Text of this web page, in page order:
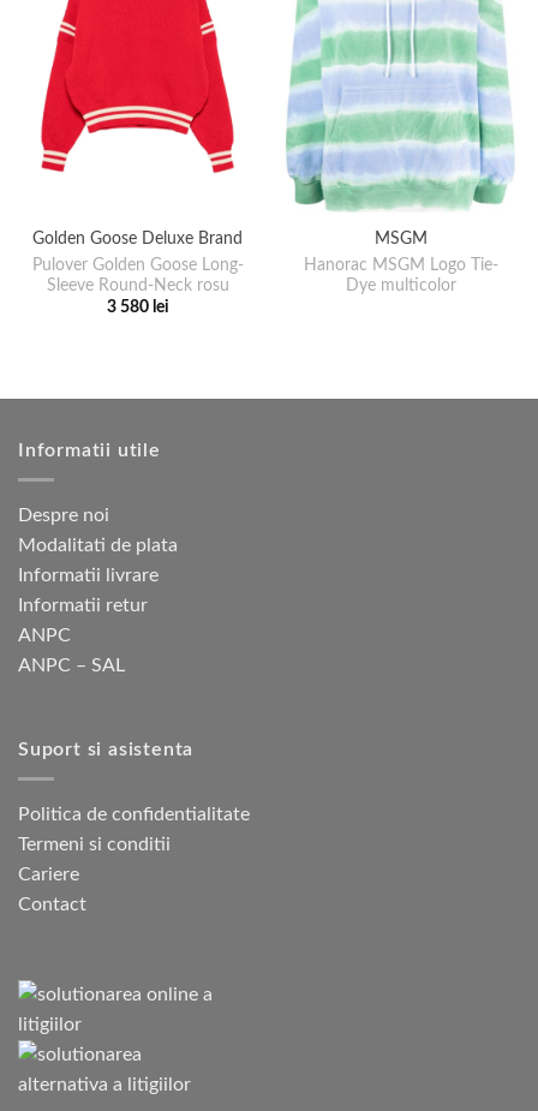
Golden Goose Deluxe Brand
Pulover Golden Goose Long-
Sleeve Round-Neck rosu
3 580 lei
mai
variații.
alese
în
pagina
MSGM
Hanorac MSGM Logo Tie-
Dye multicolor
Informatii utile
Despre noi
Modalitati de plata
Informatii livrare
Informatii retur
ANPC
ANPC – SAL
Suport si asistenta
Politica de confidentialitate
Termeni si conditii
Cariere
Contact